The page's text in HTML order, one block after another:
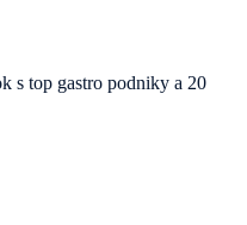
s top gastro podniky a 20